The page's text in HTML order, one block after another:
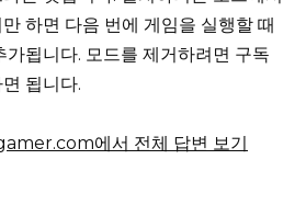
하면 다음 번에 게임을 실행할 때
가됩니다. 모드를 제거하려면 구독
됩니다.
에서 전체 답변 보기